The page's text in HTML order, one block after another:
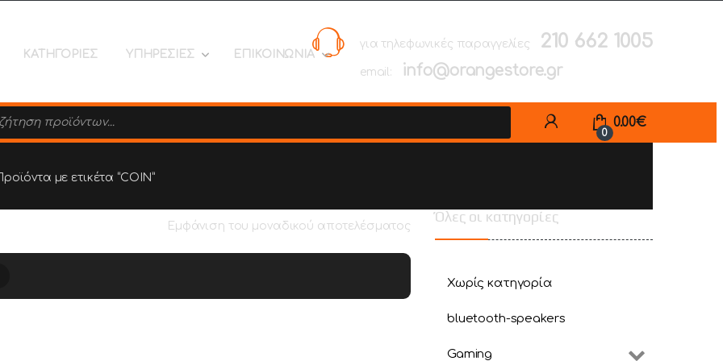
ΚΑΤΗΓΟΡΙΕΣ ΥΠΗΡΕΣΙΕΣ ΕΠΙΚΟΙΝΩΝΙΑ
για τηλεφωνικές παραγγελίες 210 662 1005
email: info@orangestore.gr
0
0.00€
με ετικέτα “COIN”
Εμφάνιση του μοναδικού αποτελέσματος
Όλες οι κατηγορίες
Χωρίς κατηγορία
bluetooth-speakers
Gaming